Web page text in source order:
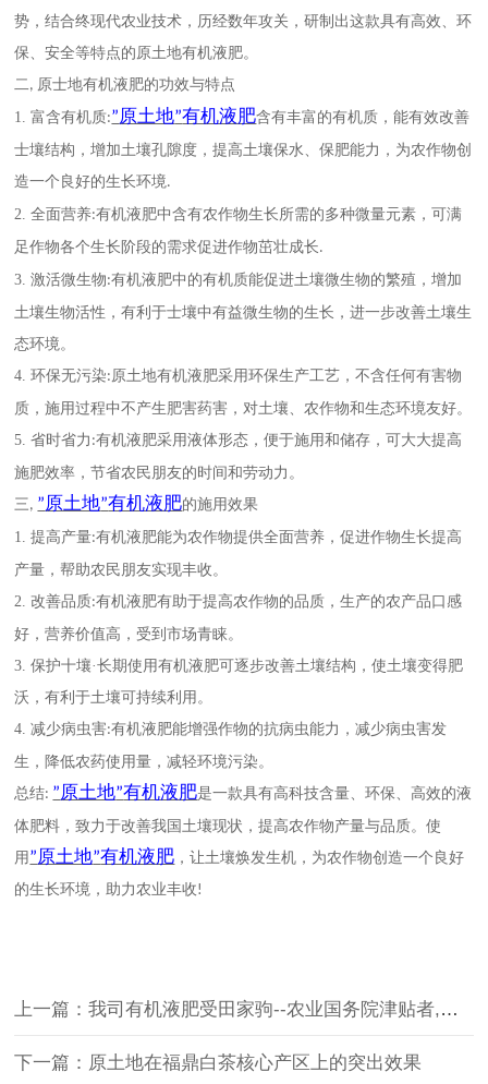
势，结合终现代农业技术，历经数年攻关，研制出这款具有高效、环
保、安全等特点的原土地有机液肥。
二,原士地有机液肥的功效与特点
1.富含有机质:”原土地”有机液肥含有丰富的有机质，能有效改善
士壤结构，增加土壤孔隙度，提高土壤保水、保肥能力，为农作物创
造一个良好的生长环境.
2.全面营养:有机液肥中含有农作物生长所需的多种微量元素，可满
足作物各个生长阶段的需求促进作物茁壮成长.
3.激活微生物:有机液肥中的有机质能促进土壤微生物的繁殖，增加
土壤生物活性，有利于士壤中有益微生物的生长，进一步改善土壤生
态环境。
4.环保无污染:原土地有机液肥采用环保生产工艺，不含任何有害物
质，施用过程中不产生肥害药害，对土壤、农作物和生态环境友好。
5.省时省力 :有机液肥采用液体形态，便于施用和储存，可大大提高
施肥效率，节省农民朋友的时间和劳动力。
三, ”原土地”有机液肥的施用效果
1.提高产量:有机液肥能为农作物提供全面营养，促进作物生长提高
产量，帮助农民朋友实现丰收。
2.改善品质:有机液肥有助于提高农作物的品质，生产的农产品口感
好，营养价值高，受到市场青睐。
3.保护十壤·长期使用有机液肥可逐步改善土壤结构，使土壤变得肥
沃，有利于土壤可持续利用。
4.减少病虫害:有机液肥能增强作物的抗病虫能力，减少病虫害发
生，降低农药使用量，减轻环境污染。
总结: ”原土地”有机液肥是一款具有高科技含量、环保、高效的液
体肥料，致力于改善我国土壤现状，提高农作物产量与品质。使
用 ”原土地”有机液肥 ，让土壤焕发生机，为农作物创造一个良好
的生长环境，助力农业丰收!
上一篇：我司有机液肥受田家驹--农业国务院津贴者,葡萄专家称誉
下一篇：原土地在福鼎白茶核心产区上的突出效果